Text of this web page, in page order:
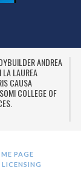
ANDREA
LA LAUREA
CAUSA
COLLEGE OF
PAGE